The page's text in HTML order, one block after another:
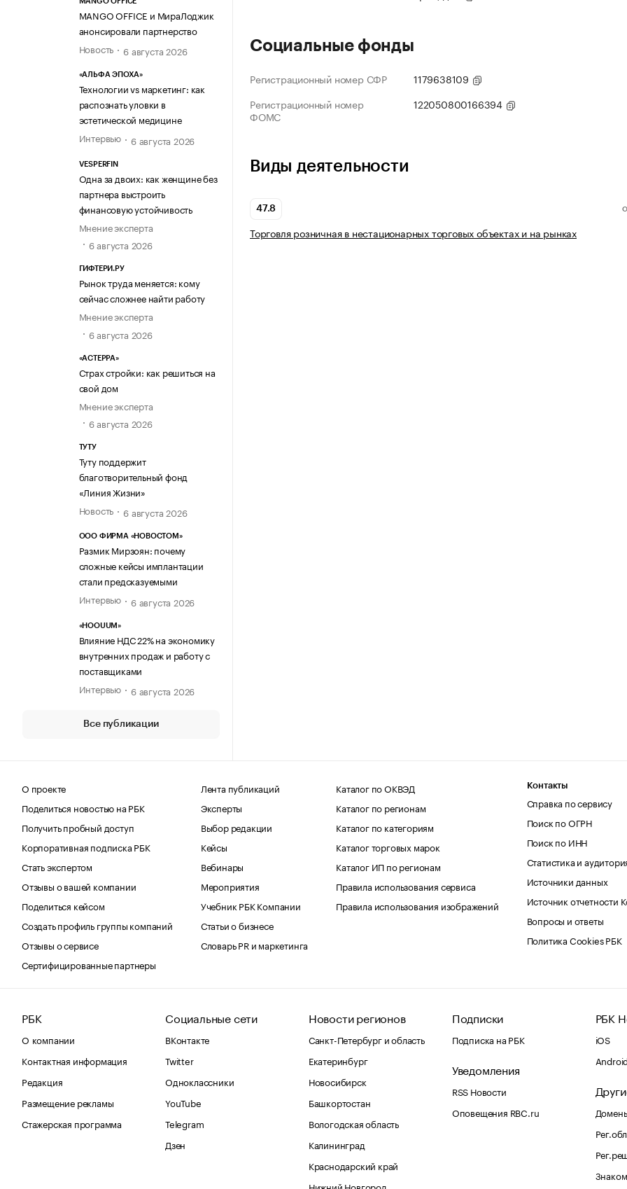
MANGO OFFICE и МираЛоджик
анонсировали партнерство
Новость
6 августа 2026
«АЛЬФА ЭПОХА»
Технологии vs маркетинг: как
распознать уловки в
эстетической медицине
Интервью
6 августа 2026
VESPERFIN
Одна за двоих: как женщине без
партнера выстроить
финансовую устойчивость
Мнение эксперта
6 августа 2026
ГИФТЕРИ.РУ
Рынок труда меняется: кому
сейчас сложнее найти работу
Мнение эксперта
6 августа 2026
«АСТЕРРА»
Страх стройки: как решиться на
свой дом
Мнение эксперта
6 августа 2026
ТУТУ
Туту поддержит
благотворительный фонд
«Линия Жизни»
Новость
6 августа 2026
ООО ФИРМА «НОВОСТОМ»
Размик Мирзоян: почему
сложные кейсы имплантации
стали предсказуемыми
Интервью
6 августа 2026
«HOOUUM»
Влияние НДС 22% на экономику
внутренних продаж и работу с
поставщиками
Интервью
6 августа 2026
Все публикации
Социальные фонды
Регистрационный номер СФР
1179638109
Регистрационный номер
ФОМС
122050800166394
Виды деятельности
47.8
Торговля розничная в нестационарных торговых объектах и на рынках
О проекте
Поделиться новостью на РБК
Получить пробный доступ
Корпоративная подписка РБК
Стать экспертом
Отзывы о вашей компании
Поделиться кейсом
Создать профиль группы компаний
Отзывы о сервисе
Сертифицированные партнеры
Лента публикаций
Эксперты
Выбор редакции
Кейсы
Вебинары
Мероприятия
Учебник РБК Компании
Статьи о бизнесе
Словарь PR и маркетинга
Каталог по ОКВЭД
Каталог по регионам
Каталог по категориям
Каталог торговых марок
Каталог ИП по регионам
Правила использования сервиса
Правила использования изображений
Контакты
Справка по сервису
Поиск по ОГРН
Поиск по ИНН
Статистика и
Источники данных
Источник отчетности
Вопросы и ответы
Политика Cookies РБК
РБК
О компании
Контактная информация
Редакция
Размещение рекламы
Стажерская программа
Социальные сети
ВКонтакте
Twitter
Одноклассники
YouTube
Telegram
Дзен
Новости регионов
Санкт-Петербург и область
Екатеринбург
Новосибирск
Башкортостан
Вологодская область
Калининград
Краснодарский край
Нижний Новгород
Подписки
Подписка на РБК
Уведомления
RSS Новости
Оповещения RBC.ru
РБК
iOS